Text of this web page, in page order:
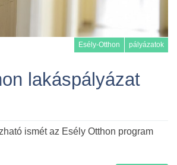
Esély-Otthon pályázatok
lakáspályázat
ismét az Esély Otthon program